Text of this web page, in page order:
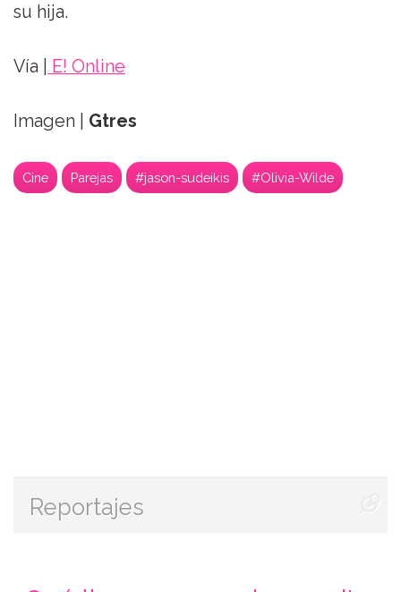
su hija.
Vía | E! Online
Imagen | Gtres
Cine Parejas #jason-sudeikis #Olivia-Wilde
Reportajes